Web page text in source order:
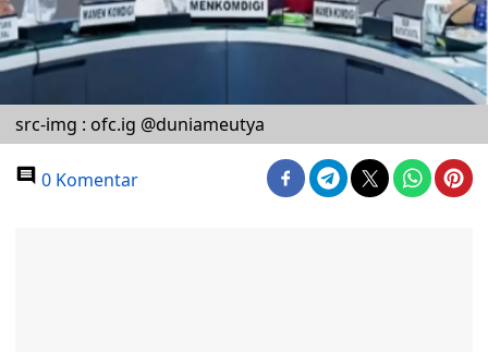
src-img : ofc.ig @duniameutya
0 Komentar